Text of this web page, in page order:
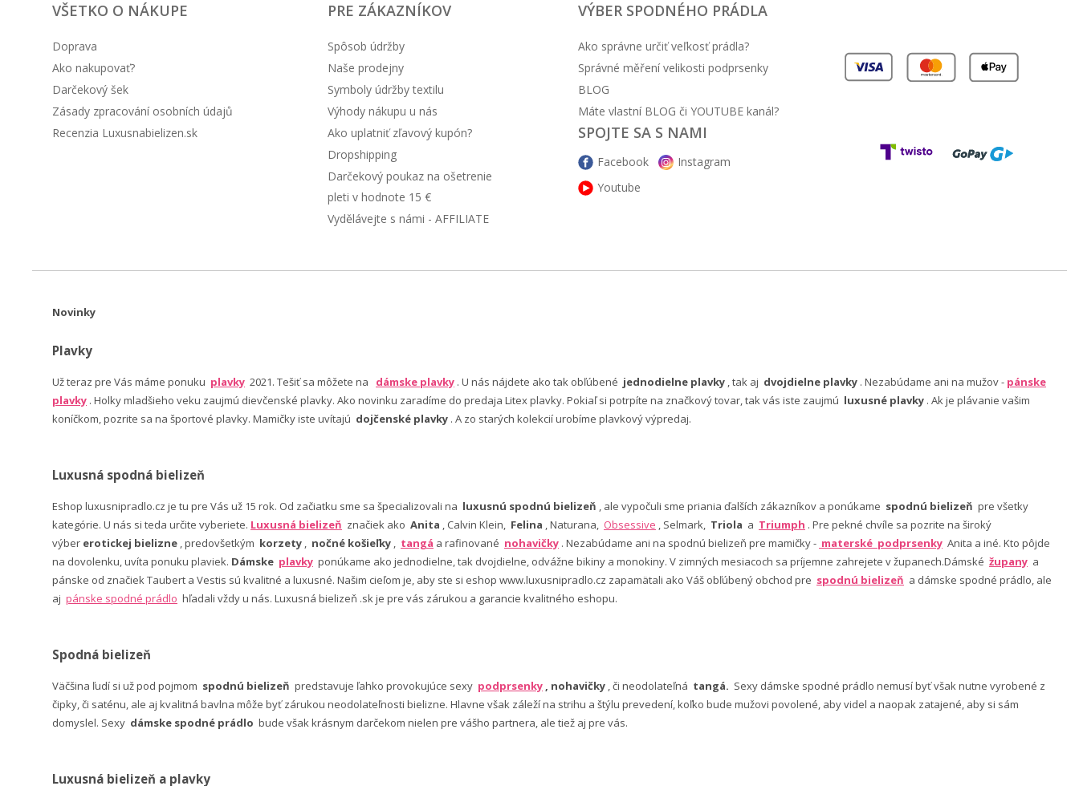
VŠETKO O NÁKUPE
Doprava
Ako nakupovať?
Darčekový šek
Zásady zpracování osobních údajů
Recenzia Luxusnabielizen.sk
PRE ZÁKAZNÍKOV
Spôsob údržby
Naše prodejny
Symboly údržby textilu
Výhody nákupu u nás
Ako uplatniť zľavový kupón?
Dropshipping
Darčekový poukaz na ošetrenie
pleti v hodnote 15 €
Vydělávejte s námi - AFFILIATE
VÝBER SPODNÉHO PRÁDLA
Ako správne určiť veľkosť prádla?
Správné měření velikosti podprsenky
BLOG
Máte vlastní BLOG či YOUTUBE kanál?
SPOJTE SA S NAMI
Facebook
Instagram
Youtube
Novinky
Plavky
Už teraz pre Vás máme ponuku plavky 2021. Tešiť sa môžete na dámske plavky . U nás nájdete ako tak obľúbené jednodielne plavky , tak aj dvojdielne plavky . Nezabúdame ani na mužov - pánske
plavky . Holky mladšieho veku zaujmú dievčenské plavky. Ako novinku zaradíme do predaja Litex plavky. Pokiaľ si potrpíte na značkový tovar, tak vás iste zaujmú luxusné plavky . Ak je plávanie vašim
koníčkom, pozrite sa na športové plavky. Mamičky iste uvítajú dojčenské plavky . A zo starých kolekcií urobíme plavkový výpredaj.
Luxusná spodná bielizeň
Eshop luxusnipradlo.cz je tu pre Vás už 15 rok. Od začiatku sme sa špecializovali na luxusnú spodnú bielizeň , ale vypočuli sme priania ďalších zákazníkov a ponúkame spodnú bielizeň pre všetky
kategórie. U nás si teda určite vyberiete. Luxusná bielizeň značiek ako Anita , Calvin Klein, Felina , Naturana, Obsessive , Selmark, Triola a Triumph . Pre pekné chvíle sa pozrite na široký
výber erotickej bielizne , predovšetkým korzety nočné košieľky tangá a rafinované nohavičky . Nezabúdame ani na spodnú bielizeň pre mamičky - materské podprsenky Anita a iné. Kto pôjde
na dovolenku, uvíta ponuku plaviek. Dámske plavky ponúkame ako jednodielne, tak dvojdielne, odvážne bikiny a monokiny. V zimných mesiacoch sa príjemne zahrejete v županech.Dámské župany a
pánske od značiek Taubert a Vestis sú kvalitné a luxusné. Našim cieľom je, aby ste si eshop www.luxusnipradlo.cz zapamätali ako Váš obľúbený obchod pre spodnú bielizeň a dámske spodné prádlo, ale
aj pánske spodné prádlo hľadali vždy u nás. Luxusná bielizeň .sk je pre vás zárukou a garancie kvalitného eshopu.
Spodná bielizeň
Väčšina ľudí si už pod pojmom spodnú bielizeň predstavuje ľahko provokujúce sexy podprsenky , nohavičky , či neodolateľná tangá. Sexy dámske spodné prádlo nemusí byť však nutne vyrobené z
čipky, či saténu, ale aj kvalitná bavlna môže byť zárukou neodolateľnosti bielizne. Hlavne však záleží na strihu a štýlu prevedení, koľko bude mužovi povolené, aby videl a naopak zatajené, aby si sám
domyslel. Sexy dámske spodné prádlo bude však krásnym darčekom nielen pre vášho partnera, ale tiež aj pre vás.
Luxusná bielizeň a plavky